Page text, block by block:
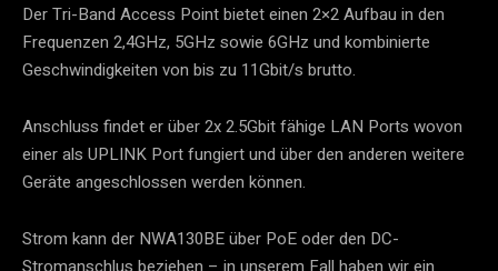
Der Tri-Band Access Point bietet einen 2×2 Aufbau in den
Frequenzen 2,4GHz, 5GHz sowie 6GHz und kombinierte
Geschwindigkeiten von bis zu 11Gbit/s brutto.
Anschluss findet er über 2x 2.5Gbit fähige LAN Ports wovon
einer als UPLINK Port fungiert und über den anderen weitere
Geräte angeschlossen werden können.
Strom kann der NWA130BE über PoE oder den DC-